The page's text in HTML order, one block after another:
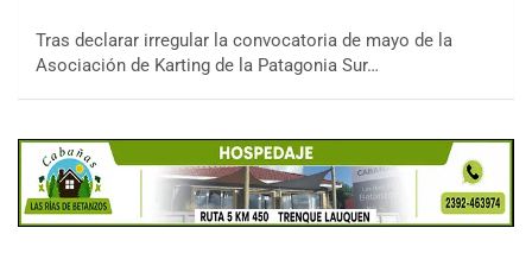
Tras declarar irregular la convocatoria de mayo de la
Asociación de Karting de la Patagonia Sur…